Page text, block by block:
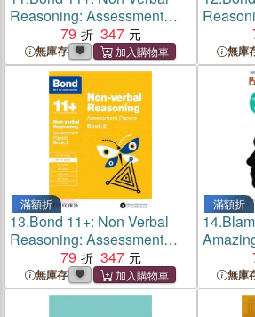
Reasoning: Assessment
Papers : 11-12 Years Book 2
79 347
無庫存 無庫
滿額折
13.Bond 11+: Non Verbal
Reasoning: Assessment
Papers : 10-11 Years Book 2
79 347
無庫存
滿額折
14.
無庫